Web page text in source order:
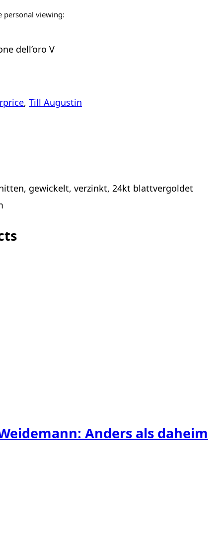
personal viewing:
dell’oro V
, Till Augustin
gewickelt, verzinkt, 24kt blattvergoldet
Anders als daheim